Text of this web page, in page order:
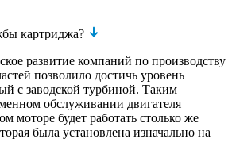
картриджа?
развитие компаний по производству
позволило достичь уровень
с заводской турбиной. Таким
обслуживании двигателя
моторе будет работать столько же
была установлена изначально на